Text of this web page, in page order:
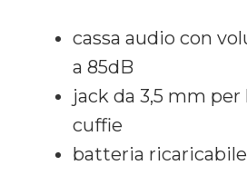
cassa audio con
a 85dB
jack da 3,5 mm per
cuffie
batteria ricaricabile